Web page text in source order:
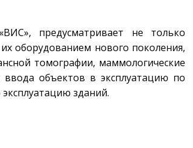
предусматривает не только
оборудованием нового поколения,
томографии, маммологические
ввода объектов в эксплуатацию по
зданий.